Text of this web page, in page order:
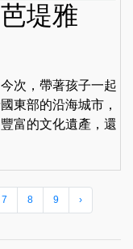
堤雅
次，帶著孩子一起
東部的沿海城市，
富的文化遺產，還
7 8 9 ›